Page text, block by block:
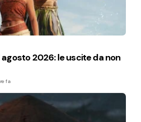
2026: le uscite da non
fa